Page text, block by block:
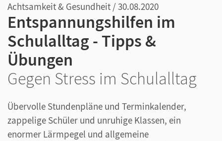
Achtsamkeit & Gesundheit / 30.08.2020
Entspannungshilfen im
Schulalltag - Tipps &
Übungen
Gegen Stress im Schulalltag
Übervolle Stundenpläne und Terminkalender,
zappelige Schüler und unruhige Klassen, ein
enormer Lärmpegel und allgemeine